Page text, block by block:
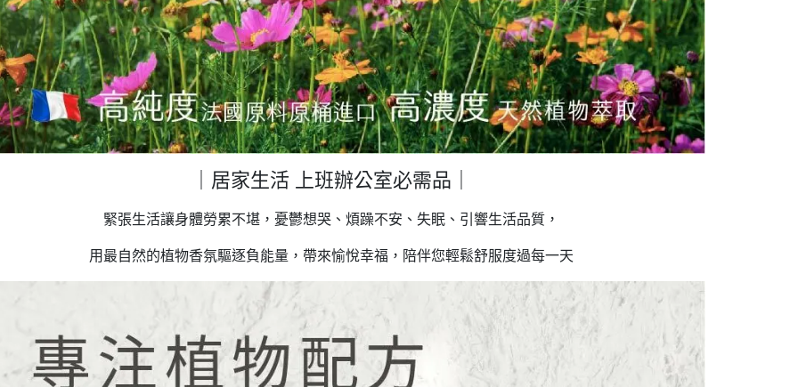
｜居家生活 上班辦公室必需品｜
緊張生活讓身體勞累不堪，憂鬱想哭、煩躁不安、失眠、引響生活品質，
用最自然的植物香氛驅逐負能量，帶來愉悅幸福，陪伴您輕鬆舒服度過每一天